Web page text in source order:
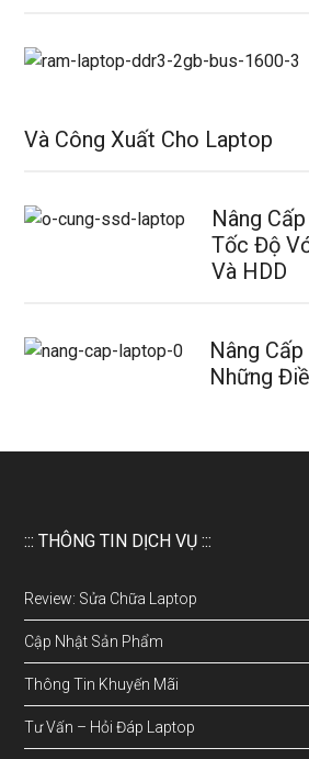
Và Công Xuất Cho Laptop
Nâng
Tốc Độ
Và HDD
Nâng
Những
::: THÔNG TIN DỊCH VỤ :::
Review: Sửa Chữa Laptop
Cập Nhật Sản Phẩm
Thông Tin Khuyến Mãi
Tư Vấn – Hỏi Đáp Laptop